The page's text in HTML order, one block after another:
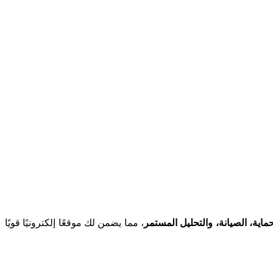
الصيانة، والتحليل المستمر ، مما يضمن لك موقعًا إلكترونيًا قويًا